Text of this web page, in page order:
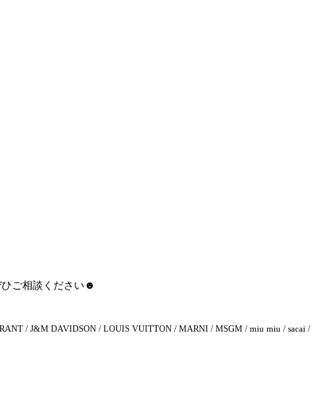
ひご相談ください☻
/ J&M DAVIDSON / LOUIS VUITTON / MARNI / MSGM / miu miu / sacai /